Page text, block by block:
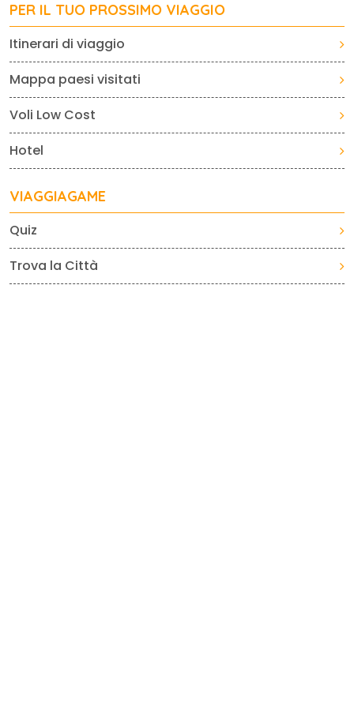
PER IL TUO PROSSIMO VIAGGIO
Itinerari di viaggio
Mappa paesi visitati
Voli Low Cost
Hotel
VIAGGIAGAME
Quiz
Trova la Città